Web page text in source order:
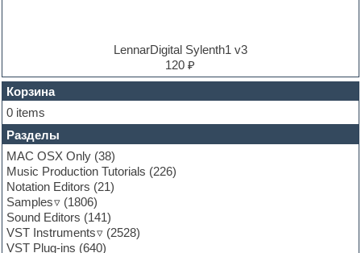
FL Studio
Flute
Folk samples
Fruityloops
Funk
Garritan
General MIDI kits
Guitar emulation
Guitar loops
Guitar processing and effects
Hands-up samples
Hardstyle
LennarDigital Sylenth1 v3
120 ₽
Корзина
0 items
Разделы
MAC OSX Only (38)
Music Production Tutorials (226)
Notation Editors (21)
Samples
(1806)
Sound Editors (141)
VST Instruments
(2528)
VST Plug-ins (640)